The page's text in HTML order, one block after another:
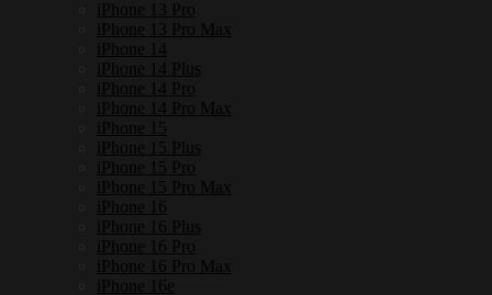
iPhone 13 Pro
iPhone 13 Pro Max
iPhone 14
iPhone 14 Plus
iPhone 14 Pro
iPhone 14 Pro Max
iPhone 15
iPhone 15 Plus
iPhone 15 Pro
iPhone 15 Pro Max
iPhone 16
iPhone 16 Plus
iPhone 16 Pro
iPhone 16 Pro Max
iPhone 16e